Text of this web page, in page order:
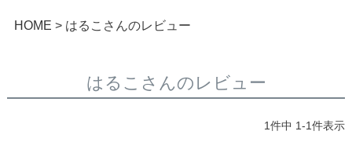
HOME はるこさんのレビュー
はるこさんのレビュー
1件中 1-1件表示